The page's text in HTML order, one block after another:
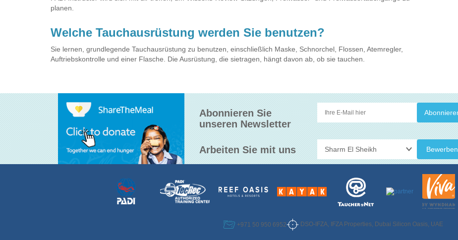
planen.
Welche Tauchausrüstung werden Sie benutzen?
Sie lernen, grundlegende Tauchausrüstung zu benutzen, einschließlich Maske, Schnorchel, Flossen, Atemregler,
Auftriebskontrolle und einer Flasche. Die Ausrüstung, die sietragen, hängt davon ab, ob sie tauchen.
Abonnieren Sie
unseren Newsletter
Arbeiten Sie mit uns Bewerben
+971 50 950 6952 DSO-IFZA, IFZA Properties, Dubai Silicon Oasis, UAE